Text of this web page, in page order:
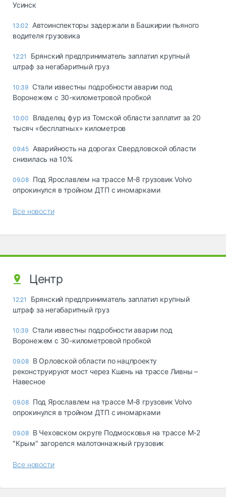
Усинск
13:02 Автоинспекторы задержали в Башкирии пьяного
водителя грузовика
12:21
Брянский предприниматель заплатил крупный
штраф за негабаритный груз
10:39 Стали известны подробности аварии под
Воронежем с 30-километровой пробкой
10:00
Владелец фур из Томской области заплатит за 20
тысяч «бесплатных» километров
09:45 Аварийность на дорогах Свердловской области
снизилась на 10%
09.08 Под Ярославлем на трассе М-8 грузовик Volvo
опрокинулся в тройном ДТП с иномарками
Все новости
Центр
12:21
Брянский предприниматель заплатил крупный
штраф за негабаритный груз
10:39 Стали известны подробности аварии под
Воронежем с 30-километровой пробкой
09.08 В Орловской области по нацпроекту
реконструируют мост через Кшень на трассе Ливны –
Навесное
09.08 Под Ярославлем на трассе М-8 грузовик Volvo
опрокинулся в тройном ДТП с иномарками
09.08 В Чеховском округе Подмосковья на трассе М-2
"Крым" загорелся малотоннажный грузовик
Все новости